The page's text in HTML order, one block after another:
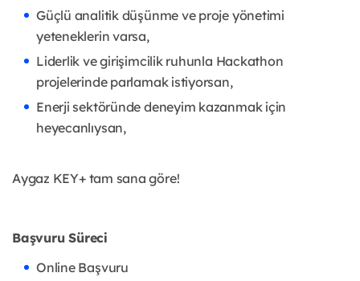
Güçlü analitik düşünme ve proje yönetimi
yeteneklerin varsa,
Liderlik ve girişimcilik ruhunla Hackathon
projelerinde parlamak istiyorsan,
Enerji sektöründe deneyim kazanmak için
heyecanlıysan,
Aygaz KEY+ tam sana göre!
Başvuru Süreci
Online Başvuru